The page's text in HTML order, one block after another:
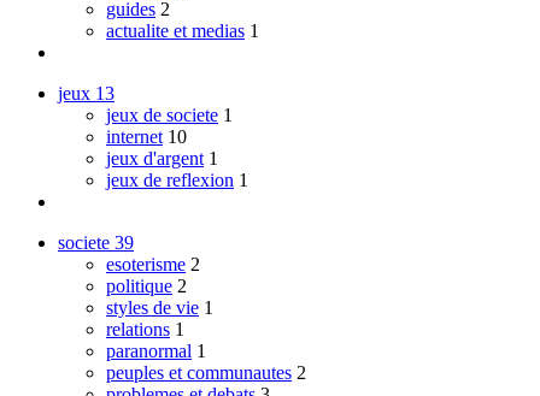
guides 2
actualite et medias 1
jeux 13
jeux de societe 1
internet 10
jeux d'argent 1
jeux de reflexion 1
societe 39
esoterisme 2
politique 2
styles de vie 1
relations 1
paranormal 1
peuples et communautes 2